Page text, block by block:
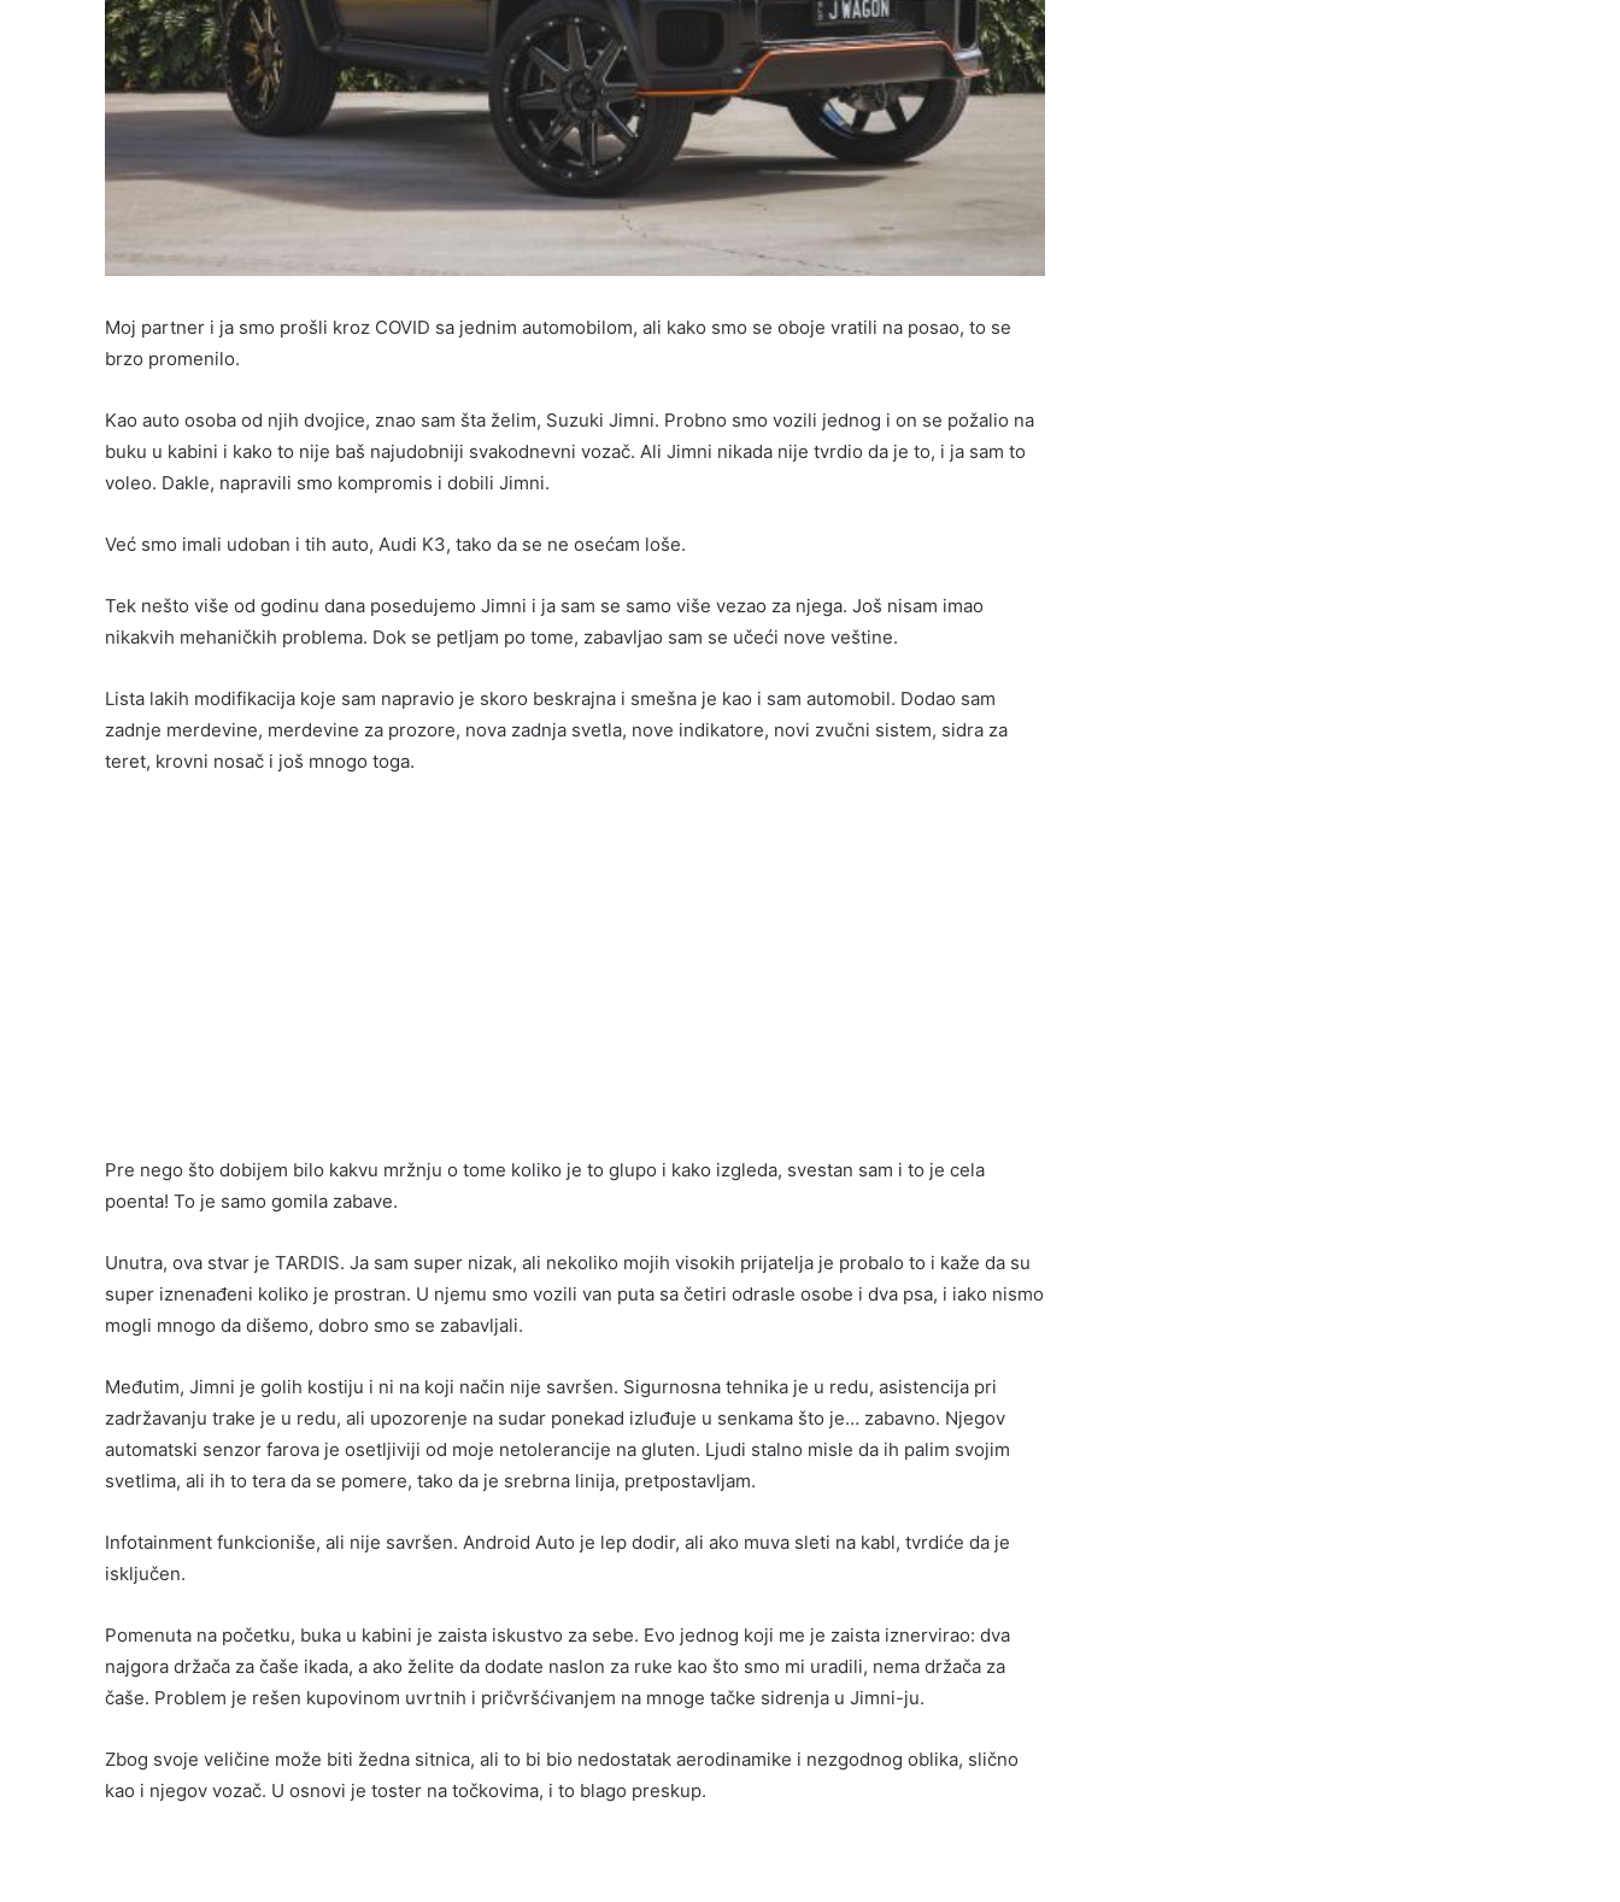
Moj partner i ja smo prošli kroz COVID sa jednim automobilom, ali kako smo se oboje vratili na posao, to se
brzo promenilo.
Kao auto osoba od njih dvojice, znao sam šta želim, Suzuki Jimni. Probno smo vozili jednog i on se požalio na
buku u kabini i kako to nije baš najudobniji svakodnevni vozač. Ali Jimni nikada nije tvrdio da je to, i ja sam to
voleo. Dakle, napravili smo kompromis i dobili Jimni.
Već smo imali udoban i tih auto, Audi K3, tako da se ne osećam loše.
Tek nešto više od godinu dana posedujemo Jimni i ja sam se samo više vezao za njega. Još nisam imao
nikakvih mehaničkih problema. Dok se petljam po tome, zabavljao sam se učeći nove veštine.
Lista lakih modifikacija koje sam napravio je skoro beskrajna i smešna je kao i sam automobil. Dodao sam
zadnje merdevine, merdevine za prozore, nova zadnja svetla, nove indikatore, novi zvučni sistem, sidra za
teret, krovni nosač i još mnogo toga.
Pre nego što dobijem bilo kakvu mržnju o tome koliko je to glupo i kako izgleda, svestan sam i to je cela
poenta! To je samo gomila zabave.
Unutra, ova stvar je TARDIS. Ja sam super nizak, ali nekoliko mojih visokih prijatelja je probalo to i kaže da su
super iznenađeni koliko je prostran. U njemu smo vozili van puta sa četiri odrasle osobe i dva psa, i iako nismo
mogli mnogo da dišemo, dobro smo se zabavljali.
Međutim, Jimni je golih kostiju i ni na koji način nije savršen. Sigurnosna tehnika je u redu, asistencija pri
zadržavanju trake je u redu, ali upozorenje na sudar ponekad izluđuje u senkama što je… zabavno. Njegov
automatski senzor farova je osetljiviji od moje netolerancije na gluten. Ljudi stalno misle da ih palim svojim
svetlima, ali ih to tera da se pomere, tako da je srebrna linija, pretpostavljam.
Infotainment funkcioniše, ali nije savršen. Android Auto je lep dodir, ali ako muva sleti na kabl, tvrdiće da je
isključen.
Pomenuta na početku, buka u kabini je zaista iskustvo za sebe. Evo jednog koji me je zaista iznervirao: dva
najgora držača za čaše ikada, a ako želite da dodate naslon za ruke kao što smo mi uradili, nema držača za
čaše. Problem je rešen kupovinom uvrtnih i pričvršćivanjem na mnoge tačke sidrenja u Jimni-ju.
Zbog svoje veličine može biti žedna sitnica, ali to bi bio nedostatak aerodinamike i nezgodnog oblika, slično
kao i njegov vozač. U osnovi je toster na točkovima, i to blago preskup.